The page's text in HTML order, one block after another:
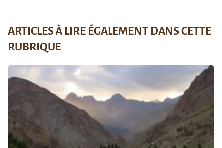
ARTICLES À LIRE ÉGALEMENT DANS CETTE
RUBRIQUE